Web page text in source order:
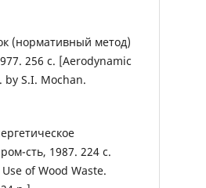
(нормативный метод)
256 с. [Aerodynamic
S.I. Mochan.
сть, 1987. 224 с.
of Wood Waste.